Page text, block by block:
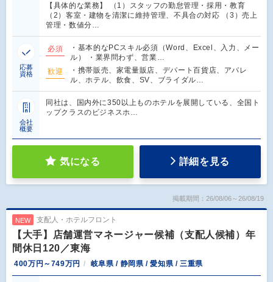
【具体的な業務】 （1）スタッフの勤怠管理・採用・教育
（2）客室・建物を清潔に維持管理、不具合の対応 （3）売上
管理・数値分…
応募
資格
必須
・基本的なPCスキル必須（Word、Excel、入力、メー
ル） ・業界問わず、営業…
歓迎
・携帯販売、家電量販店、デパート百貨店、アパレ
ル、ホテル、飲食、SV、ブライダル…
会社
概要
同社は、国内外に350以上ものホテルを展開している、全国ト
ップクラスのビジネスホ…
気になる 詳細を見る
掲載期間：26/08/06～26/08/19
NEW 支配人・ホテルフロント
【大手】店舗運営マネージャー候補（支配人候補）年
間休日120／東海
400万円～749万円 岐阜県 / 静岡県 / 愛知県 / 三重県